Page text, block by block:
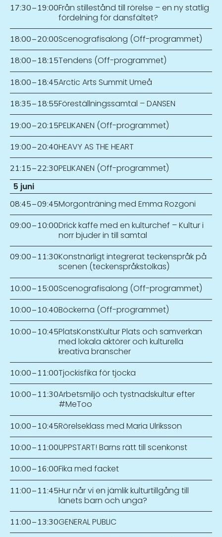
17:30–19:00Från stillestånd till rörelse – en ny statlig
fördelning för dansfältet?
18:00–20:00Scenografisalong (Off-programmet)
18:00–18:15Tendens (Off-programmet)
18:00–18:45Arctic Arts Summit Umeå
18:35–18:55Föreställningssamtal – DANSEN
19:00–20:15PELIKANEN (Off-programmet)
19:00–20:40HEAVY AS THE HEART
21:15–22:30PELIKANEN (Off-programmet)
5 juni
08:45–09:45Morgonträning med Emma Rozgoni
09:00–10:00Drick kaffe med en kulturchef – Kultur i
norr bjuder in till samtal
09:00–11:30Konstnärligt integrerat teckenspråk på
scenen (teckenspråkstolkas)
10:00–15:00Scenografisalong (Off-programmet)
10:00–10:40Böckerna (Off-programmet)
10:00–10:45PlatsKonstKultur Plats och samverkan
med lokala aktörer och kulturella
kreativa branscher
10:00–11:00Tjockisfika för tjocka
10:00–11:30Arbetsmiljö och tystnadskultur efter
#MeToo
10:00–10:45Rörelseklass med Maria Ulriksson
10:00–11:00UPPSTART! Barns rätt till scenkonst
10:00–16:00Fika med facket
11:00–11:45Hur når vi en jämlik kulturtillgång till
länets barn och unga?
11:00–13:30GENERAL PUBLIC